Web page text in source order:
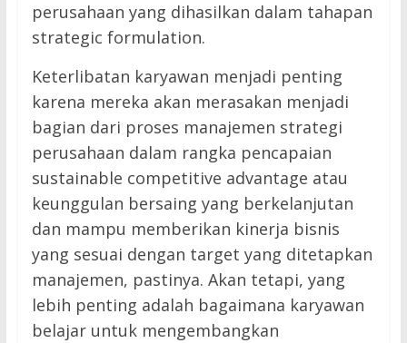
perusahaan yang dihasilkan dalam tahapan
strategic formulation.
Keterlibatan karyawan menjadi penting
karena mereka akan merasakan menjadi
bagian dari proses manajemen strategi
perusahaan dalam rangka pencapaian
sustainable competitive advantage atau
keunggulan bersaing yang berkelanjutan
dan mampu memberikan kinerja bisnis
yang sesuai dengan target yang ditetapkan
manajemen, pastinya. Akan tetapi, yang
lebih penting adalah bagaimana karyawan
belajar untuk mengembangkan